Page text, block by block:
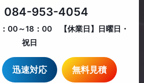
953-4054
：00～18：00 【休業日】日曜日・
祝日
迅速対応 無料見積